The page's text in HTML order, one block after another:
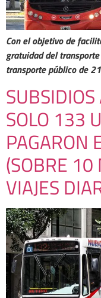
Con el objetivo de
gratuidad del
transporte público de
SOLO 133
PAGARON
(SOBRE 10
VIAJES